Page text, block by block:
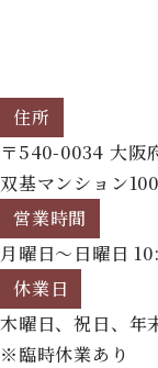
住所
〒540-0034 大阪
双基マンション
営業時間
月曜日～日曜日
休業日
木曜日、祝日、年
※臨時休業あり